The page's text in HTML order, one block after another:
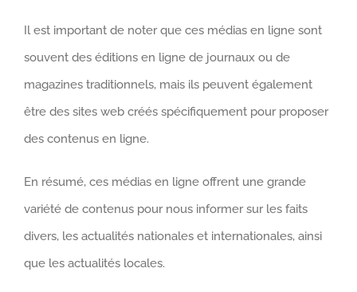
Il est important de noter que ces médias en ligne sont
souvent des éditions en ligne de journaux ou de
magazines traditionnels, mais ils peuvent également
être des sites web créés spécifiquement pour proposer
des contenus en ligne.
En résumé, ces médias en ligne offrent une grande
variété de contenus pour nous informer sur les faits
divers, les actualités nationales et internationales, ainsi
que les actualités locales.